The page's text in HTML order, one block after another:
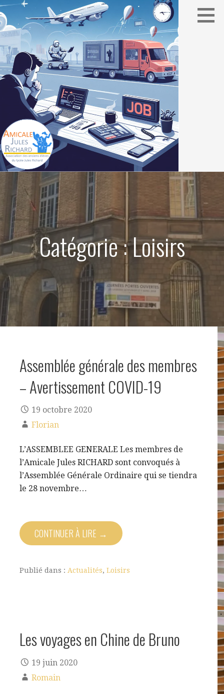
AMICALE JULES RICHARD
Association des élèves du lycée Jules Richard
Catégorie : Loisirs
Assemblée générale des membres
– Avertissement COVID-19
19 octobre 2020
Florian
L’ASSEMBLEE GENERALE Les membres de
l’Amicale Jules RICHARD sont convoqués à
l’Assemblée Générale Ordinaire qui se tiendra
le 28 novembre…
CONTINUER À LIRE →
Publié dans : Actualités, Loisirs
Les voyages en Chine de Bruno
19 juin 2020
Romain